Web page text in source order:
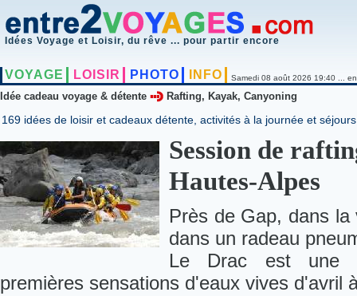
Idées Voyage et Loisir, du rêve ... pour partir encore
VOYAGE LOISIR PHOTO INFO Samedi 08 août 2026 19:40 ...
Idée cadeau voyage & détente Rafting, Kayak, Canyoning
169 idées de loisir et cadeaux détente, activités à la journée et séjours
Session de
Hautes-Alpes
Près de Gap, dans
dans un radeau
Le Drac est une
premières sensations d'eaux vives d'avril